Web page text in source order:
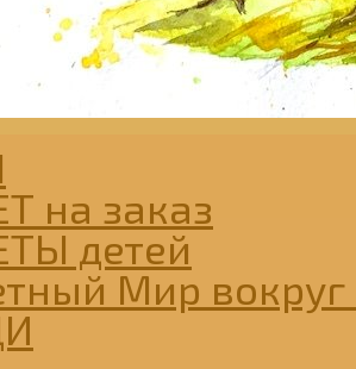
на заказ
детей
Мир вокруг